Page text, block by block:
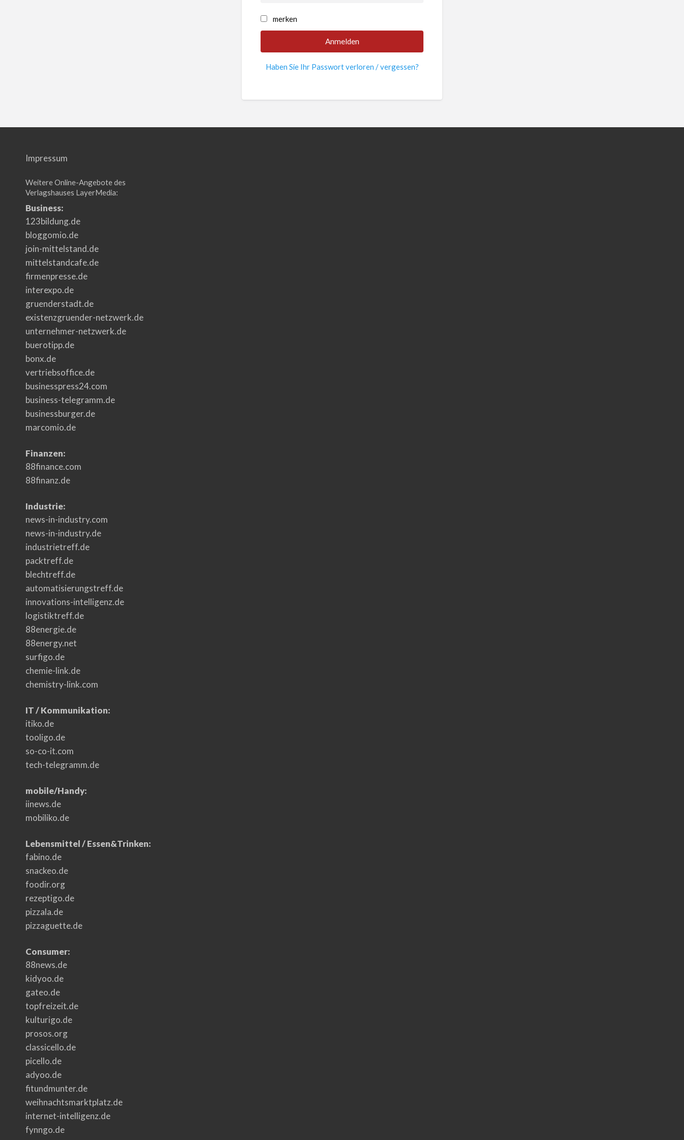
merken
Haben Sie Ihr Passwort verloren / vergessen?
Impressum
Weitere Online-Angebote des
Verlagshauses LayerMedia:
Business:
123bildung.de
bloggomio.de
join-mittelstand.de
mittelstandcafe.de
firmenpresse.de
interexpo.de
gruenderstadt.de
existenzgruender-netzwerk.de
unternehmer-netzwerk.de
buerotipp.de
bonx.de
vertriebsoffice.de
businesspress24.com
business-telegramm.de
businessburger.de
marcomio.de
Finanzen:
88finance.com
88finanz.de
Industrie:
news-in-industry.com
news-in-industry.de
industrietreff.de
packtreff.de
blechtreff.de
automatisierungstreff.de
innovations-intelligenz.de
logistiktreff.de
88energie.de
88energy.net
surfigo.de
chemie-link.de
chemistry-link.com
IT / Kommunikation:
itiko.de
tooligo.de
so-co-it.com
tech-telegramm.de
mobile/Handy:
iinews.de
mobiliko.de
Lebensmittel / Essen&Trinken:
fabino.de
snackeo.de
foodir.org
rezeptigo.de
pizzala.de
pizzaguette.de
Consumer:
88news.de
kidyoo.de
gateo.de
topfreizeit.de
kulturigo.de
prosos.org
classicello.de
picello.de
adyoo.de
fitundmunter.de
weihnachtsmarktplatz.de
internet-intelligenz.de
fynngo.de